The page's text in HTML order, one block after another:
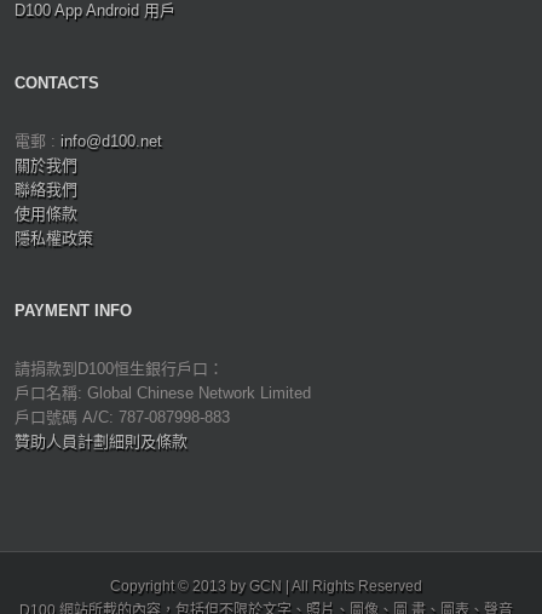
D100 App Android 用戶
CONTACTS
電郵 : info@d100.net
關於我們
聯絡我們
使用條款
隱私權政策
PAYMENT INFO
請捐款到D100恒生銀行戶口：
戶口名稱: Global Chinese Network Limited
戶口號碼 A/C: 787-087998-883
贊助人員計劃細則及條款
Copyright © 2013 by GCN | All Rights Reserved
D100 網站所載的內容，包括但不限於文字、照片、圖像、圖 畫、圖表、聲音